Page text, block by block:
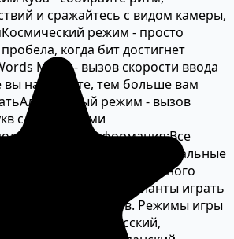
и сражайтесь с видом камеры,
Космический режим - просто
когда бит достигнет
Mode - вызов скорости ввода
вы набираете, тем больше вам
Алфавитный режим - вызов
с различными
информация:Все
свои уникальные визуальные
является сложным
Много
Там будут варианты играть
Алфавитов и Слов. Режимы игры
корейский, русский,